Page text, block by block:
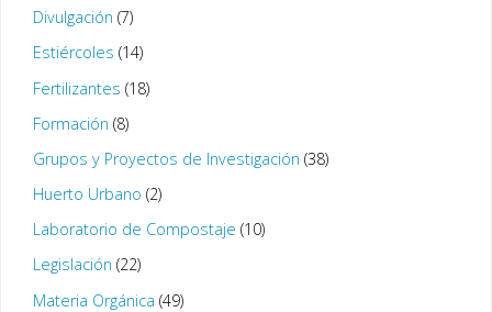
Divulgación (7)
Estiércoles (14)
Fertilizantes (18)
Formación (8)
Grupos y Proyectos de Investigación (38)
Huerto Urbano (2)
Laboratorio de Compostaje (10)
Legislación (22)
Materia Orgánica (49)